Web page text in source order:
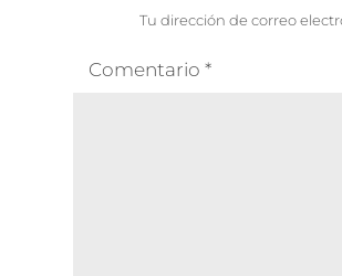
Tu dirección de correo
Comentario *